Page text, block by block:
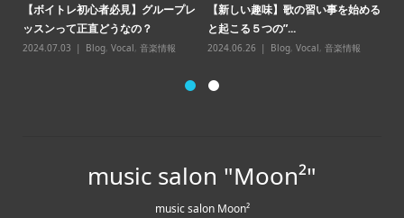
【ボイトレ初心者必見】グループレ
ッスンって正直どうなの？
2024.07.03 Blog, Vocal, 音楽情報
【新しい趣味】歌の習い事を始める
と起こる５つの”...
2024.06.26 Blog, Vocal, 音楽情報
music salon "Moon²"
music salon Moon²